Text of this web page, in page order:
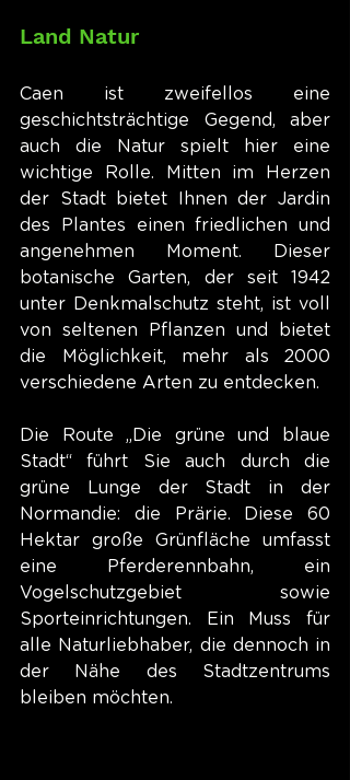
Land Natur
Caen ist zweifellos eine
geschichtsträchtige Gegend, aber
auch die Natur spielt hier eine
wichtige Rolle. Mitten im Herzen
der Stadt bietet Ihnen der Jardin
des Plantes einen friedlichen und
angenehmen Moment. Dieser
botanische Garten, der seit 1942
unter Denkmalschutz steht, ist voll
von seltenen Pflanzen und bietet
die Möglichkeit, mehr als 2000
verschiedene Arten zu entdecken.
Die Route „Die grüne und blaue
Stadt“ führt Sie auch durch die
grüne Lunge der Stadt in der
Normandie: die Prärie. Diese 60
Hektar große Grünfläche umfasst
eine Pferderennbahn, ein
Vogelschutzgebiet sowie
Sporteinrichtungen. Ein Muss für
alle Naturliebhaber, die dennoch in
der Nähe des Stadtzentrums
bleiben möchten.